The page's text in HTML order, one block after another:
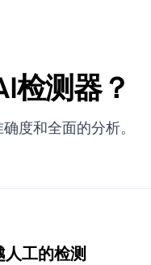
检测器？
度和全面的分析。
人工的检测